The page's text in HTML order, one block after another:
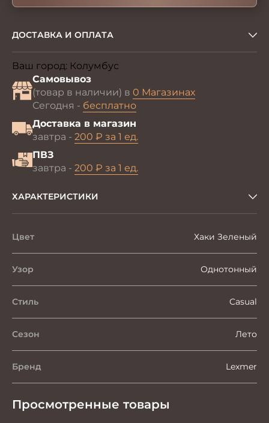
ДОСТАВКА И ОПЛАТА
Ваш город: Колумбус
Самовывоз
(товар в наличии) в 0 Магазинах
Сегодня - бесплатно
Доставка в магазин
завтра - 200 ₽ за 1 ед.
ПВЗ
завтра - 200 ₽ за 1 ед.
ХАРАКТЕРИСТИКИ
Цвет Хаки Зеленый
Узор Однотонный
Стиль Casual
Сезон Лето
Бренд Lexmer
Просмотренные товары